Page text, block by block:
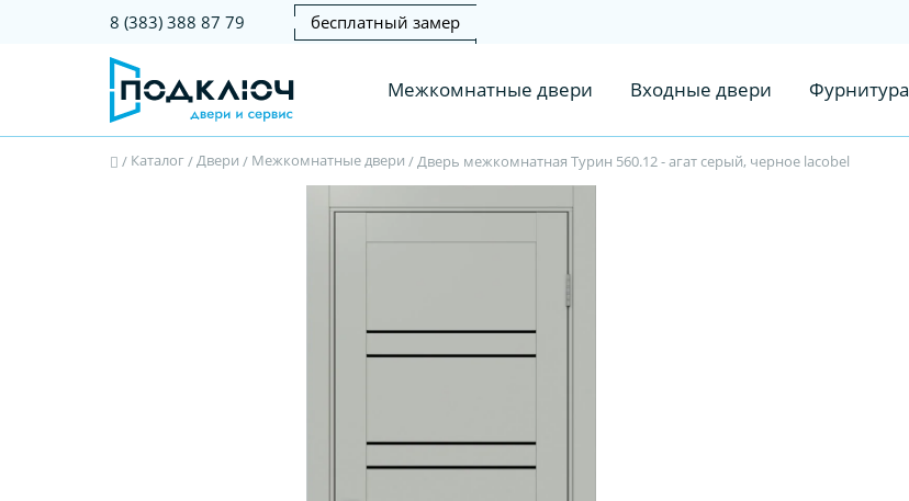
8 (383) 388 87 79 бесплатный замер
Межкомнатные двери Входные двери Фурнитура
/ Каталог/Двери / Межкомнатные двери /Дверь межкомнатная Турин 560.12 - агат серый, черное lacobel